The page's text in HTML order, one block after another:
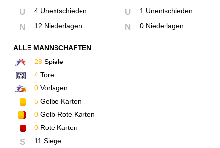
U 4 Unentschieden
N 12 Niederlagen
U 1 Unentschieden
N 0 Niederlagen
ALLE MANNSCHAFTEN
28 Spiele
4 Tore
0 Vorlagen
5 Gelbe Karten
0 Gelb-Rote Karten
0 Rote Karten
S 11 Siege